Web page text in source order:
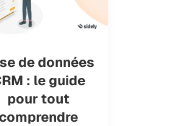
de données
: le guide
pour tout